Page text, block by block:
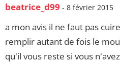
beatrice_d99 - 8 février 2015
a mon avis il ne faut pas
remplir autant de fois le
qu'il vous reste si vous